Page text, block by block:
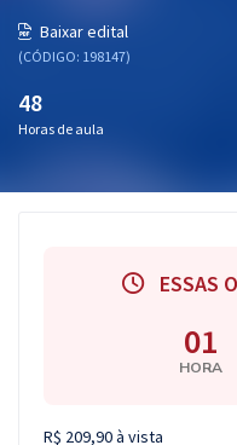
Pós
Graduação
OAB
Conteúdo gratuito
Baixar edital
(CÓDIGO: 198147)
48
Horas de aula
ESSAS
01
HORA
R$ 209,90 à vista